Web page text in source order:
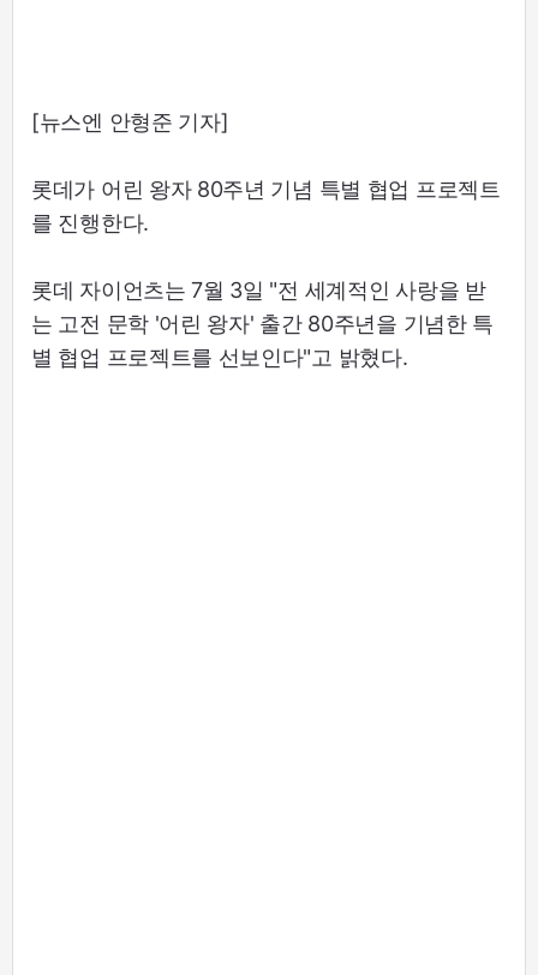
[뉴스엔 안형준 기자]
롯데가 어린 왕자 80주년 기념 특별 협업 프로젝트
를 진행한다.
롯데 자이언츠는 7월 3일 "전 세계적인 사랑을 받
는 고전 문학 '어린 왕자' 출간 80주년을 기념한 특
별 협업 프로젝트를 선보인다"고 밝혔다.